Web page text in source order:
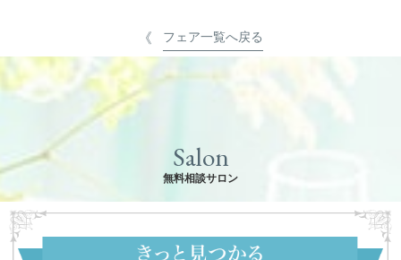
フェア一覧へ戻る
Salon
無料相談サロン